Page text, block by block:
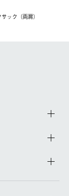
再注文してくだ
ック（両肩）